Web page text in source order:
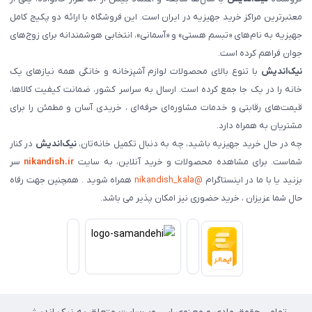
معتبرترین مراکز خرید جهیزیه در ایران است. این فروشگاه با ارائه دو پکیج کامل
جهیزیه به نام‌های «تبسم هستی» و «آسمانی»، انتخابی هوشمندانه برای زوج‌های
جوان فراهم کرده است.
نیک‌اندیش با تنوع بالای محصولات لوازم آشپزخانه و خانگی همه نیازهای یک
خانه را در یک جا جمع کرده است. ارسال به سراسر کشور، ضمانت کیفیت کالاها،
قیمت‌های رقابتی و خدمات مشاوره‌ای حرفه‌ای ، خریدی آسان و مطمئن را برای
مشتریان به همراه دارد.
چه در حال خرید جهیزیه باشید، چه به دنبال تکمیل خانه‌تان،نیک‌اندیش در کنار
شماست. برای مشاهده محصولات و خرید آنلاین، به سایت nikandish.ir سر
بزنید یا با ما در اینستاگرام @nikandish_kala
همراه شوید . همچنین جهت رفاه
حال شما عزیزان ، خرید حضوری نیز امکان پذیر می باشد.